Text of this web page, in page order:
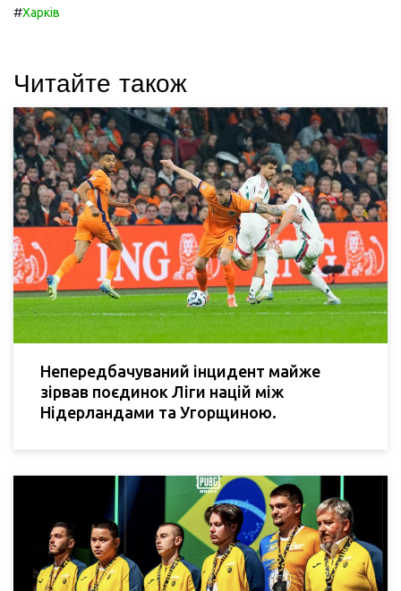
#Харків
Читайте також
Непередбачуваний інцидент майже
зірвав поєдинок Ліги націй між
Нідерландами та Угорщиною.